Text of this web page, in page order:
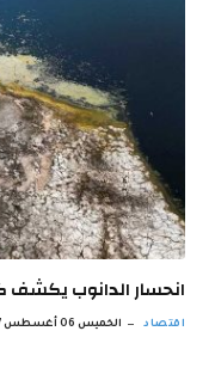
انحسار الدانوب يكشف
اقتصاد الخميس 06 أغسطس 6:47 ص